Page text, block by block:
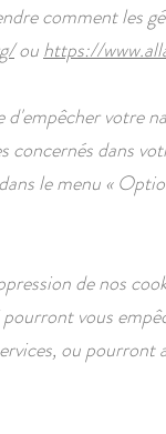
comment les
ouhttps://
d'empêcher votre
concernés dans
le menu«
de nos
vous
ou